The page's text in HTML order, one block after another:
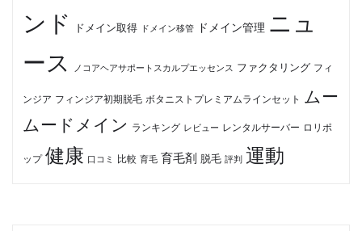
ンド
ドメイン取得 ドメイン移管 ドメイン管理 ニュ
ース
ノコアヘアサポートスカルプエッセンス ファクタリング フィ
ンジア フィンジア初期脱毛 ボタニストプレミアムラインセット ムー
ムードメイン ランキング レビュー レンタルサーバー ロリポ
ップ 健康 口コミ 比較 育毛 育毛剤 脱毛 評判 運動